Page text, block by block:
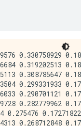
0.330758929
0.319202513
0.308785647
0.299331933
0.290701121
0.282779962
0.275476
0.268712848